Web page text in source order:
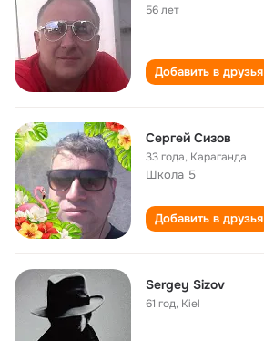
56 лет
Добавить в друзья
Сергей Сизов
33 года, Караганда
Школа 5
Добавить в друзья
Sergey Sizov
61 год, Kiel